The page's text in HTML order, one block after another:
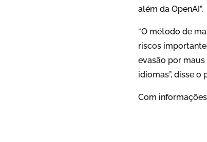
além da OpenAI”.
“O método de
riscos
evasão por
idiomas”, disse o
Com